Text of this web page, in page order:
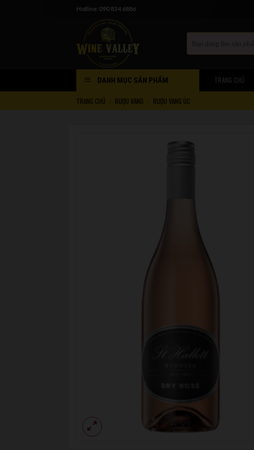
Hotline: 090 834 6886
DANH MỤC SẢN PHẨM TRANG CHỦ
TRANG CHỦ RƯỢU VANG RƯỢU VANG ÚC